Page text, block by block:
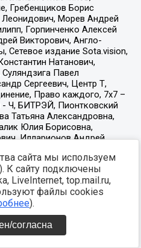
сайта мы используем
К сайту подключены
LiveInternet, top.mail.ru,
файлы cookies
).
согласна